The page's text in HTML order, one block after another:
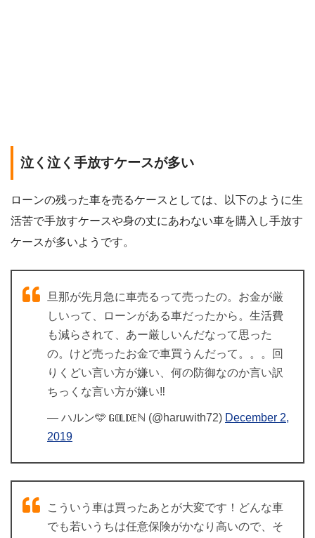
泣く泣く手放すケースが多い
ローンの残った車を売るケースとしては、以下のように生
活苦で手放すケースや身の丈にあわない車を購入し手放す
ケースが多いようです。
旦那が先月急に車売るって売ったの。お金が厳
しいって、ローンがある車だったから。生活費
も減らされて、あー厳しいんだなって思った
の。けど売ったお金で車買うんだって。。。回
りくどい言い方が嫌い、何の防御なのか言い訳
ちっくな言い方が嫌い‼️
— ハルン🩵 𝔾𝕆𝕃𝔻𝔼ℕ (@haruwith72) December 2,
2019
こういう車は買ったあとが大変です！どんな車
でも若いうちは任意保険がかなり高いので、そ